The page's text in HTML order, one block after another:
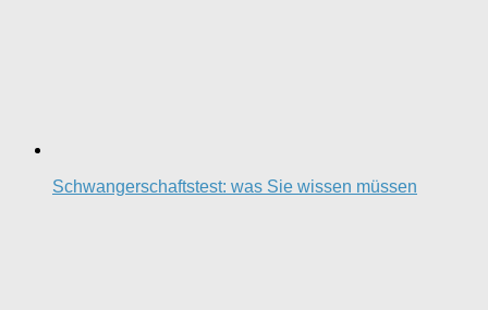
Schwangerschaftstest: was Sie wissen müssen